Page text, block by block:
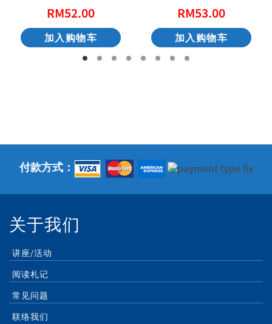
RM52.00
加入购物车
RM53.00
加入购物车
付款方式：
关于我们
讲座/活动
阅读札记
常见问题
联络我们